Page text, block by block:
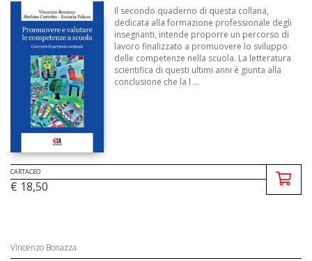
Il secondo quaderno di questa collana,
dedicata alla formazione professionale degli
insegnanti, intende proporre un percorso di
lavoro finalizzato a promuovere lo sviluppo
delle competenze nella scuola. La letteratura
scientifica di questi ultimi anni è giunta alla
conclusione che la l ...
CARTACEO
€ 18,50
Vincenzo Bonazza